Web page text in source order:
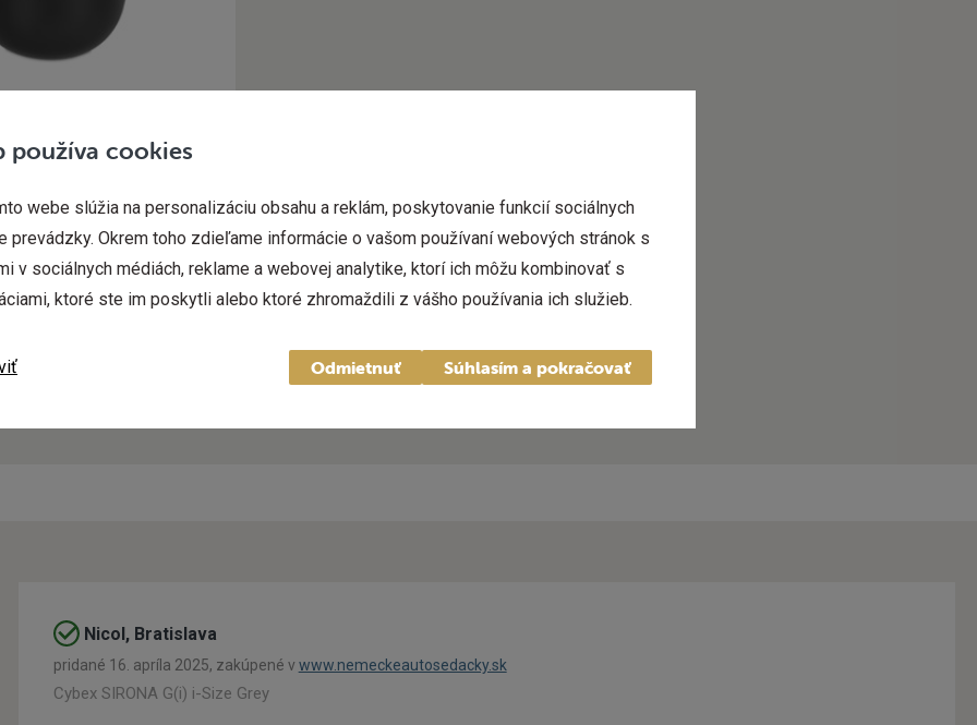
Odomknite si špeciálnu
pre prihlásených.
od14,95 €
Nicol, Bratislava
pridané 16. apríla 2025, zakúpené v www.nemeckeautosedacky.sk
Cybex SIRONA G(i) i-Size Grey
používa cookies
webe slúžia na personalizáciu obsahu a reklám, poskytovanie funkcií sociálnych
prevádzky. Okrem toho zdieľame informácie o vašom používaní webových stránok s
v sociálnych médiách, reklame a webovej analytike, ktorí ich môžu kombinovať s
ktoré ste im poskytli alebo ktoré zhromaždili z vášho používania ich služieb.
Odmietnuť Súhlasím a pokračovať